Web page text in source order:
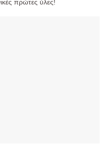
πρώτες ύλες!